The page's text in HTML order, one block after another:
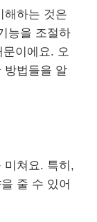
해하는 것은
능을 조절하
이에요. 오
방법들을 알
미쳐요. 특히,
줄 수 있어